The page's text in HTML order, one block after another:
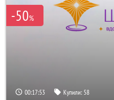
-50%
00:17:53 Купили: 58